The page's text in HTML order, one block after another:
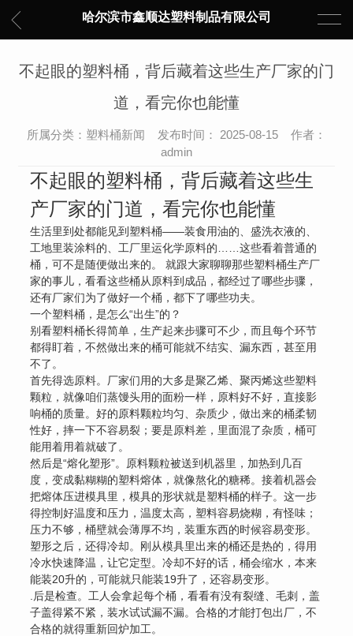
哈尔滨市鑫顺达塑料制品有限公司
不起眼的塑料桶，背后藏着这些生产厂家的门
道，看完你也能懂
所属分类：塑料桶新闻 发布时间： 2025-08-15 作者：
admin
不起眼的塑料桶，背后藏着这些生
产厂家的门道，看完你也能懂
生活里到处都能见到塑料桶——装食用油的、盛洗衣液的、
工地里装涂料的、工厂里运化学原料的……这些看着普通的
桶，可不是随便做出来的。 就跟大家聊聊那些塑料桶生产厂
家的事儿，看看这些桶从原料到成品，都经过了哪些步骤，
还有厂家们为了做好一个桶，都下了哪些功夫。
一个塑料桶，是怎么“出生”的？
别看塑料桶长得简单，生产起来步骤可不少，而且每个环节
都得盯着，不然做出来的桶可能就不结实、漏东西，甚至用
不了。
首先得选原料。厂家们用的大多是聚乙烯、聚丙烯这些塑料
颗粒，就像咱们蒸馒头用的面粉一样，原料好不好，直接影
响桶的质量。好的原料颗粒均匀、杂质少，做出来的桶柔韧
性好，摔一下不容易裂；要是原料差，里面混了杂质，桶可
能用着用着就破了。
然后是“熔化塑形”。原料颗粒被送到机器里，加热到几百
度，变成黏糊糊的塑料熔体，就像熬化的糖稀。接着机器会
把熔体压进模具里，模具的形状就是塑料桶的样子。这一步
得控制好温度和压力，温度太高，塑料容易烧糊，有怪味；
压力不够，桶壁就会薄厚不均，装重东西的时候容易变形。
塑形之后，还得冷却。刚从模具里出来的桶还是热的，得用
冷水快速降温，让它定型。冷却不好的话，桶会缩水，本来
能装20升的，可能就只能装19升了，还容易变形。
.后是检查。工人会拿起每个桶，看看有没有裂缝、毛刺，盖
子盖得紧不紧，装水试试漏不漏。合格的才能打包出厂，不
合格的就得重新回炉加工。